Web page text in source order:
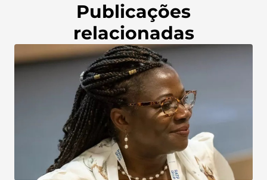
Publicações
relacionadas